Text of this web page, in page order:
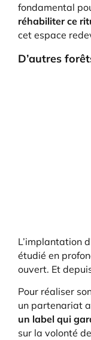
fondamental
réhabiliter ce
cet espace
D’autres
L’implantation
étudié en
ouvert. Et
Pour réaliser
un partenariat
un label qui
sur la volonté